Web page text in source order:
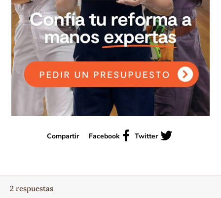
Compartir Facebook Twitter
2 respuestas